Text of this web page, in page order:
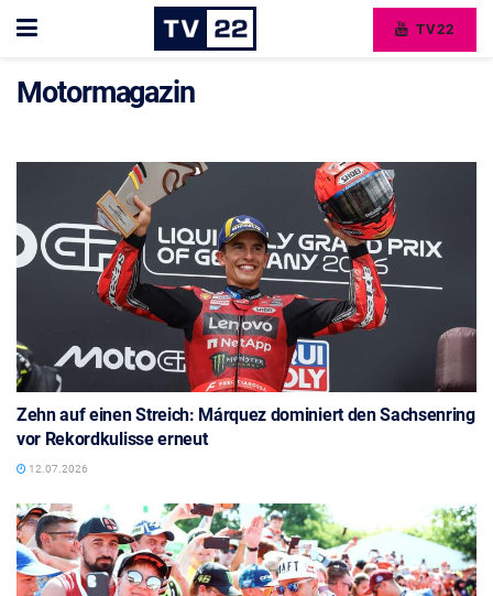
TV22
Motormagazin
Zehn auf einen Streich: Márquez dominiert den Sachsenring
vor Rekordkulisse erneut
12.07.2026